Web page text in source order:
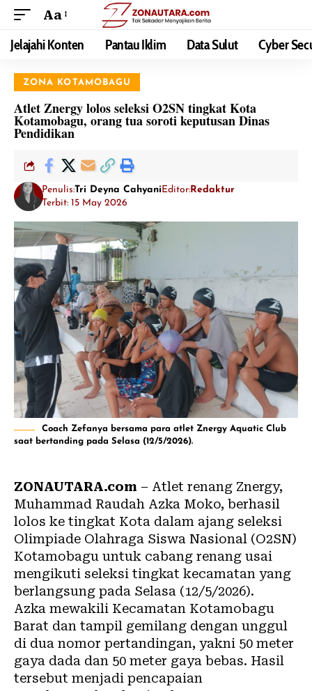
Aa
Jelajahi Konten Pantau Iklim Data Sulut Cyber
ZONA KOTAMOBAGU
Atlet Znergy lolos seleksi O2SN tingkat Kota
Kotamobagu, orang tua soroti keputusan Dinas
Pendidikan
Penulis:Tri Deyna CahyaniEditor:Redaktur
Terbit: 15 May 2026
Coach Zefanya bersama para atlet Znergy Aquatic Club
saat bertanding pada Selasa (12/5/2026).
ZONAUTARA.com – Atlet renang Znergy,
Muhammad Raudah Azka Moko, berhasil
lolos ke tingkat Kota dalam ajang seleksi
Olimpiade Olahraga Siswa Nasional (O2SN)
Kotamobagu untuk cabang renang usai
mengikuti seleksi tingkat kecamatan yang
berlangsung pada Selasa (12/5/2026).
Azka mewakili Kecamatan Kotamobagu
Barat dan tampil gemilang dengan unggul
di dua nomor pertandingan, yakni 50 meter
gaya dada dan 50 meter gaya bebas. Hasil
tersebut menjadi pencapaian